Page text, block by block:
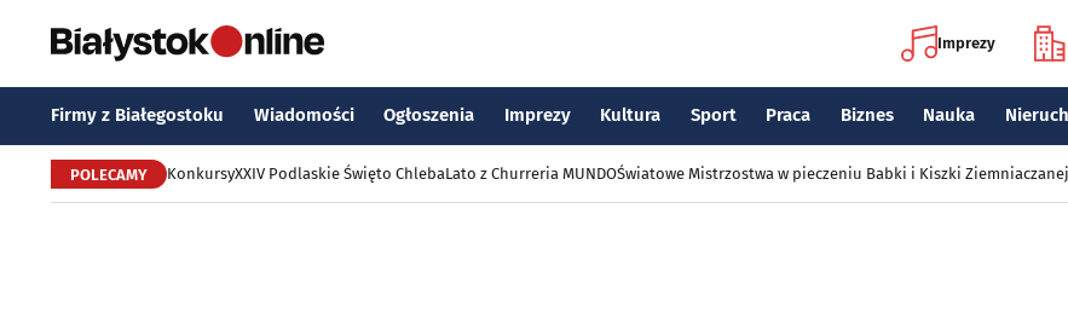
Imprezy
Firmy z Białegostoku Wiadomości Ogłoszenia Imprezy Kultura Sport Praca Biznes Nauka
POLECAMY KonkursyXXIV Podlaskie Święto ChlebaLato z Churreria MUNDOŚwiatowe Mistrzostwa w pieczeniu Babki i Kiszki Ziemniaczanej